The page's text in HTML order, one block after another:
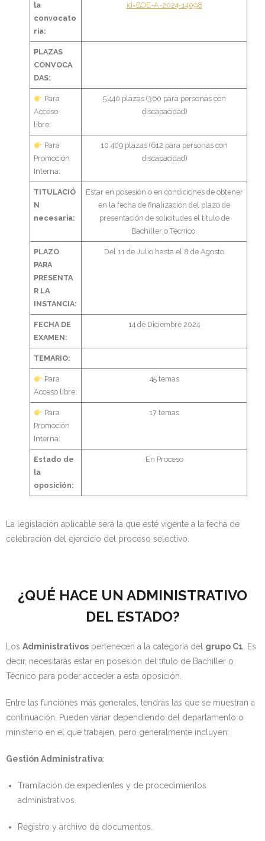
- - TEST de Auxiliar Administrativo Comunidad de
Madrid 2026
- - TEST de Administrativo Comunidad de Madrid 2026
- Comun. Valenciana
- - TEST de Auxiliar Administrativo Generalitat Valenciana
- - TEST de Administrativo Generalitat Valenciana 2026
- - Oposición ADMINISTRATIVO de la GENERALITAT
VALENCIANA – Turno Libre 2025
Tu Carrito
FAQS – Preguntas Frecuentes
0 productos
la
convocato
ria:
id=BOE-A-2024-14098
PLAZAS
CONVOCA
DAS:
​ Para
Acceso
libre:
5.440 plazas (360 para personas con
discapacidad)
​ Para
Promoción
Interna:
10.409 plazas (612 para personas con
discapacidad)
TITULACIÓ
N
necesaria:
Estar en posesión o en condiciones de obtener
en la fecha de finalización del plazo de
presentación de solicitudes el título de
Bachiller o Técnico.
PLAZO
PARA
PRESENTA
R LA
INSTANCIA:
Del 11 de Julio hasta el 8 de Agosto
FECHA DE
EXAMEN:
14 de Diciembre 2024
TEMARIO:
Para
Acceso libre:
45 temas
Para
Promoción
Interna:
17 temas
Estado de
la
oposición:
En Proceso
La legislación aplicable será la que esté vigente a la fecha de
celebración del ejercicio del proceso selectivo.
¿QUÉ HACE UN ADMINISTRATIVO
DEL ESTADO?
Los Administrativos pertenecen a la categoría del grupo C1 . Es
decir, necesitarás estar en posesión del título de Bachiller o
Técnico para poder acceder a esta oposición.
Entre las funciones más generales, tendrás las que se muestran a
continuación. Pueden variar dependiendo del departamento o
ministerio en el que trabajen, pero generalmente incluyen:
Gestión Administrativa:
Tramitación de expedientes y de procedimientos
administrativos.
Registro y archivo de documentos.